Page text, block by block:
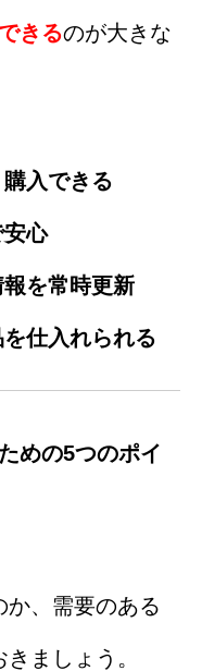
きるのが大きな
入できる
心
を常時更新
仕入れられる
めの5つのポイ
、需要のある
ましょう。